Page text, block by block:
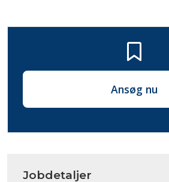
Ansøg nu
Jobdetaljer